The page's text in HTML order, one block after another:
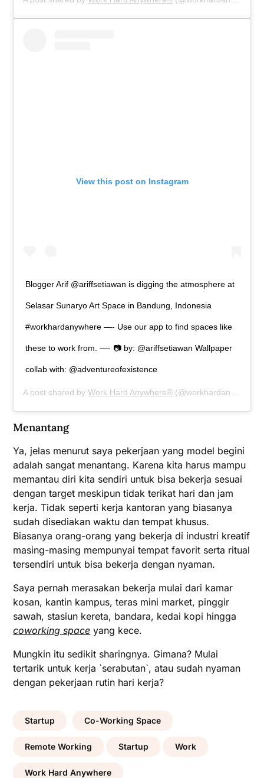
View this post on Instagram
Blogger Arif @ariffsetiawan is digging the atmosphere at
Selasar Sunaryo Art Space in Bandung, Indonesia
#workhardanywhere —- Use our app to find spaces like
these to work from. —- 📷 by: @ariffsetiawan Wallpaper
collab with: @adventureofexistence
A post shared byWork Hard Anywhere® (@workhardanywhere) on
Menantang
Ya, jelas menurut saya pekerjaan yang model begini
adalah sangat menantang. Karena kita harus mampu
memantau diri kita sendiri untuk bisa bekerja sesuai
dengan target meskipun tidak terikat hari dan jam
kerja. Tidak seperti kerja kantoran yang biasanya
sudah disediakan waktu dan tempat khusus.
Biasanya orang-orang yang bekerja di industri kreatif
masing-masing mempunyai tempat favorit serta ritual
tersendiri untuk bisa bekerja dengan nyaman.
Saya pernah merasakan bekerja mulai dari kamar
kosan, kantin kampus, teras mini market, pinggir
sawah, stasiun kereta, bandara, kedai kopi hingga
coworking space yang kece.
Mungkin itu sedikit sharingnya. Gimana? Mulai
tertarik untuk kerja `serabutan`, atau sudah nyaman
dengan pekerjaan rutin hari kerja?
Startup Co-Working Space
Remote Working Startup Work
Work Hard Anywhere